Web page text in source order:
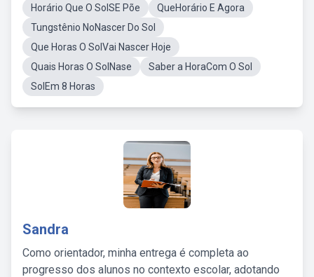
Horário Que O SolSE Põe
QueHorário E Agora
Tungstênio NoNascer Do Sol
Que Horas O SolVai Nascer Hoje
Quais Horas O SolNase
Saber a HoraCom O Sol
SolEm 8 Horas
Sandra
Como orientador, minha entrega é completa ao
progresso dos alunos no contexto escolar, adotando